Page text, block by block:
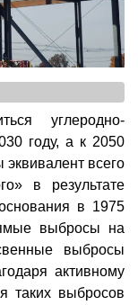
углеродно-
году, а к 2050
всего
в результате
в 1975
выбросы на
выбросы
активному
таких выбросов